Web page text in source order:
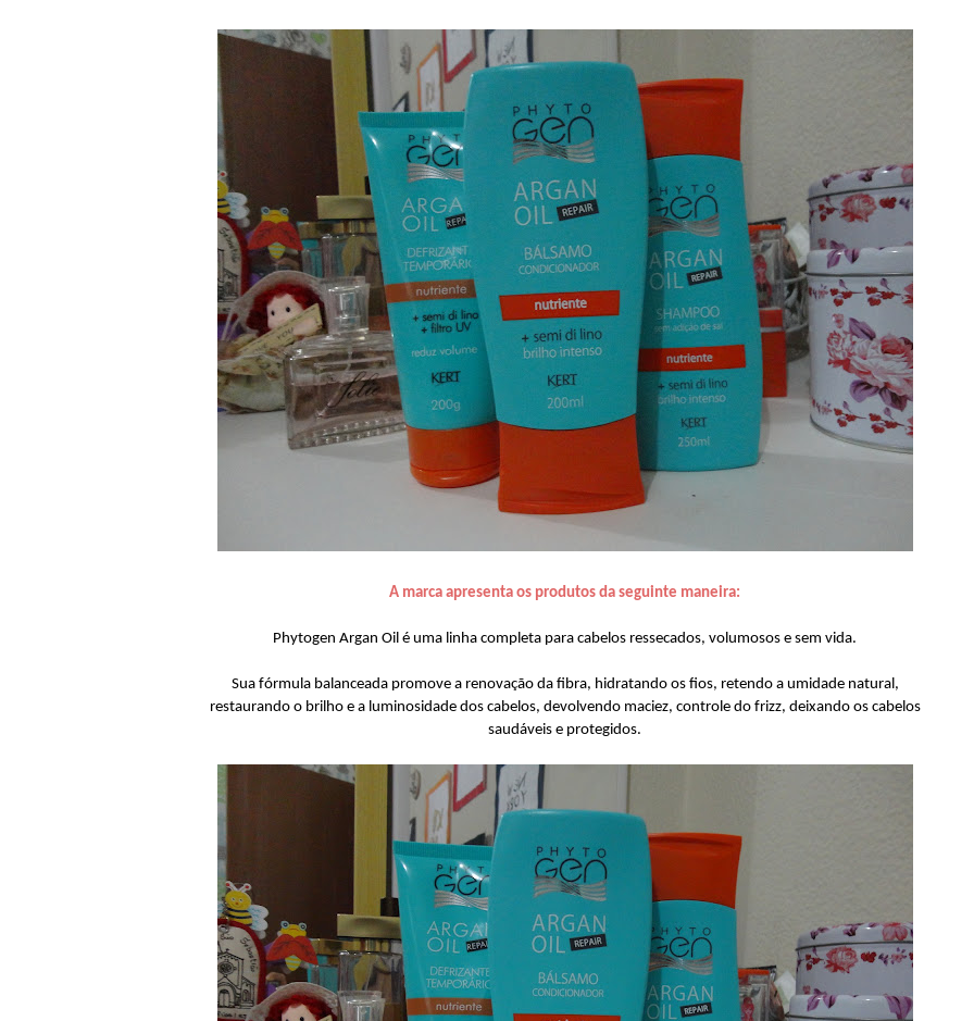
A marca apresenta os produtos da seguinte maneira:
Phytogen Argan Oil é uma linha completa para cabelos ressecados, volumosos e sem vida.
Sua fórmula balanceada promove a renovação da fibra, hidratando os fios, retendo a umidade natural,
restaurando o brilho e a luminosidade dos cabelos, devolvendo maciez, controle do frizz, deixando os cabelos
saudáveis e protegidos.